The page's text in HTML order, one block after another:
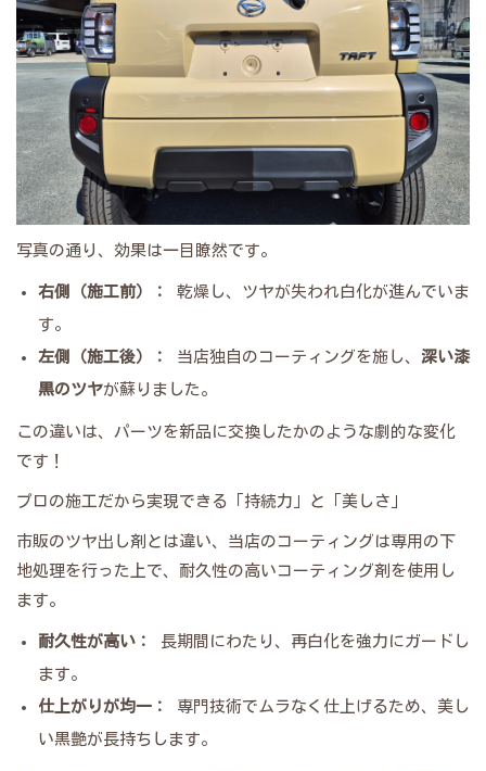
​写真の通り、効果は一目瞭然です。
右側（施工前）：
乾燥し、ツヤが失われ白化が進んでいま
す。
左側（施工後）： 当店独自のコーティングを施し、 深い漆
黒のツヤが蘇りました。
​この違いは、パーツを新品に交換したかのような劇的な変化
です！
​プロの施工だから実現できる「持続力」と「美しさ」
​市販のツヤ出し剤とは違い、当店のコーティングは専用の下
地処理を行った上で、耐久性の高いコーティング剤を使用し
ます。
耐久性が高い：
長期間にわたり、再白化を強力にガードし
ます。
仕上がりが均一：
専門技術でムラなく仕上げるため、美し
い黒艶が長持ちします。